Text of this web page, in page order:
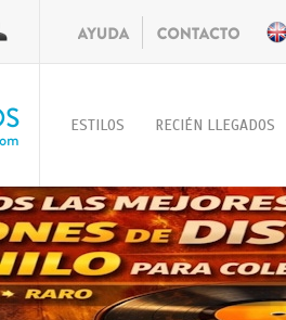
ESTILOS RECIÉN LLEGADOS